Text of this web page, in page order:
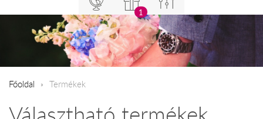
1
Főoldal Termékek